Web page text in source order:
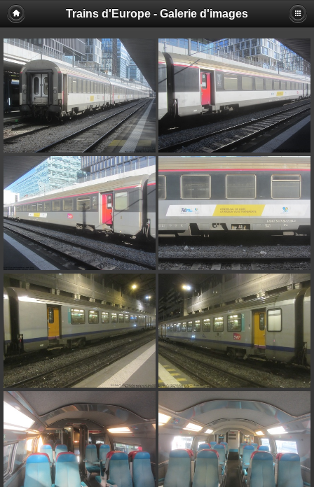
Trains d'Europe - Galerie d'images